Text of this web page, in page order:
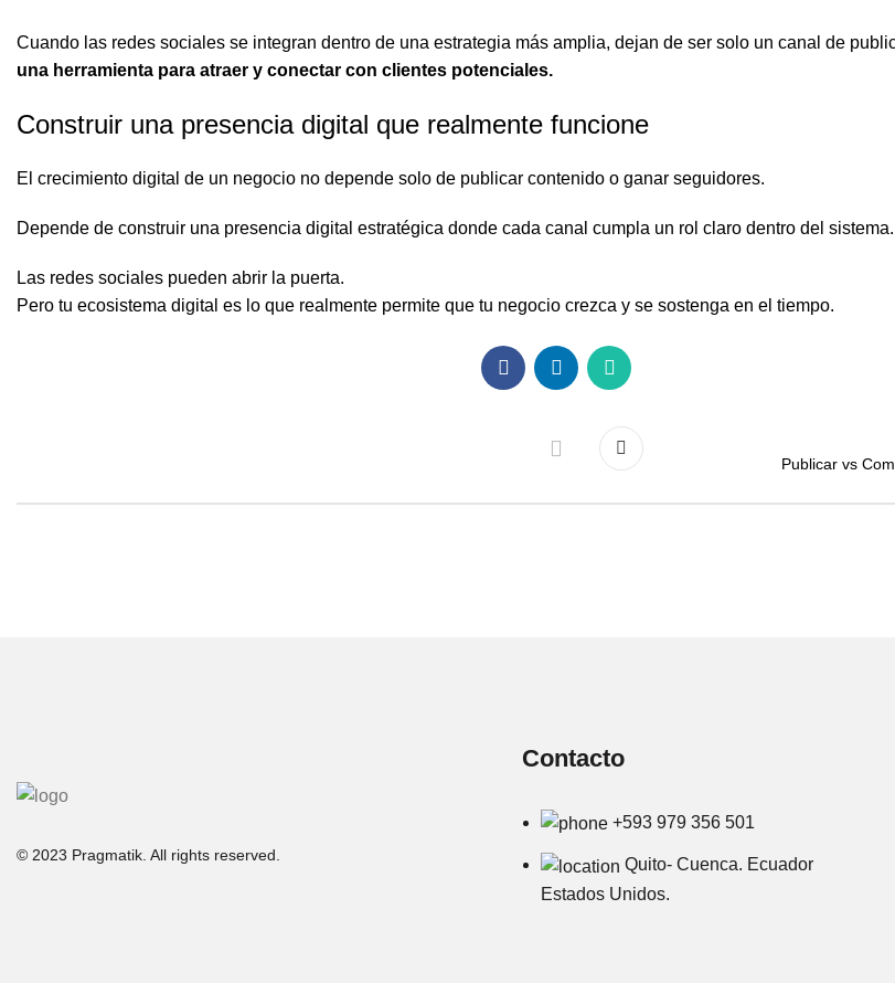
Cuando las redes sociales se integran dentro de una estrategia más amplia, dejan de ser solo un canal de
una herramienta para atraer y conectar con clientes potenciales.
Construir una presencia digital que realmente funcione
El crecimiento digital de un negocio no depende solo de publicar contenido o ganar seguidores.
Depende de construir una presencia digital estratégica donde cada canal cumpla un rol claro dentro del sistema.
Las redes sociales pueden abrir la puerta.
Pero tu ecosistema digital es lo que realmente permite que tu negocio crezca y se sostenga en el tiempo.
Publicar vs
© 2023 Pragmatik. All rights reserved.
Contacto
+593 979 356 501
Quito- Cuenca. Ecuador
Estados Unidos.